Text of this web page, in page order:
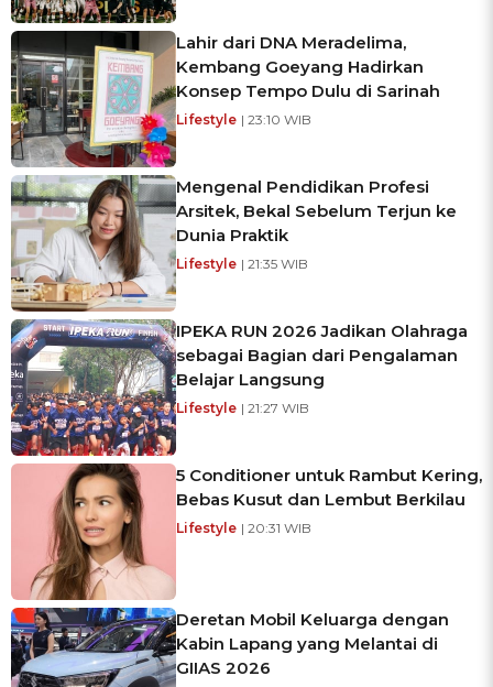
Lahir dari DNA Meradelima,
Kembang Goeyang Hadirkan
Konsep Tempo Dulu di Sarinah
Lifestyle | 23:10 WIB
Mengenal Pendidikan Profesi
Arsitek, Bekal Sebelum Terjun ke
Dunia Praktik
Lifestyle | 21:35 WIB
IPEKA RUN 2026 Jadikan Olahraga
sebagai Bagian dari Pengalaman
Belajar Langsung
Lifestyle | 21:27 WIB
5 Conditioner untuk Rambut Kering,
Bebas Kusut dan Lembut Berkilau
Lifestyle | 20:31 WIB
Deretan Mobil Keluarga dengan
Kabin Lapang yang Melantai di
GIIAS 2026